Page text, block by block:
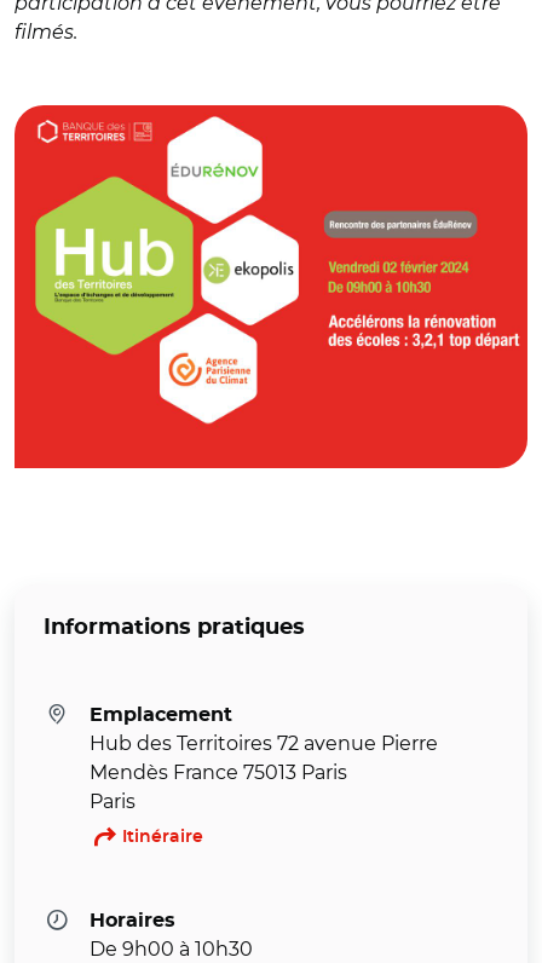
filmés.
Informations pratiques
Emplacement
Hub des Territoires 72 avenue Pierre
Mendès France 75013 Paris
Paris
Itinéraire
Horaires
De 9h00 à 10h30